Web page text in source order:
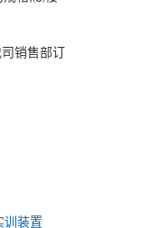
销售部订
训装置